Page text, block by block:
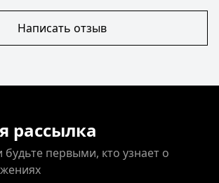
Написать отзыв
рассылка
первыми, кто узнает о